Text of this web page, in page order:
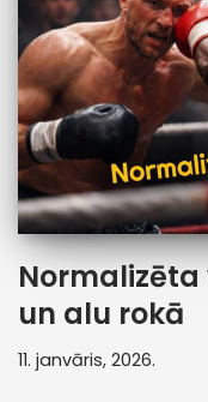
un alu rokā
11. janvāris, 2026.